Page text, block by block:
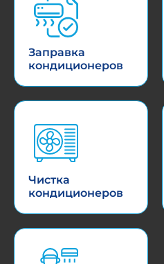
Заправка
кондиционеров
Чистка
кондиционеров